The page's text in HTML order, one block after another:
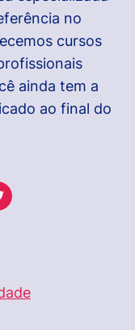
no
cursos
ainda tem a
ao final do